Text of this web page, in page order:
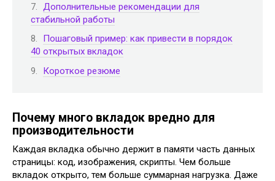
Дополнительные рекомендации для
стабильной работы
Пошаговый пример: как привести в порядок
40 открытых вкладок
Короткое резюме
Почему много вкладок вредно для
производительности
Каждая вкладка обычно держит в памяти часть данных
страницы: код, изображения, скрипты. Чем больше
вкладок открыто, тем больше суммарная нагрузка. Даже